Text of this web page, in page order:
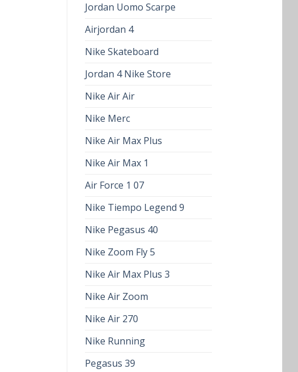
Jordan Uomo Scarpe
Airjordan 4
Nike Skateboard
Jordan 4 Nike Store
Nike Air Air
Nike Merc
Nike Air Max Plus
Nike Air Max 1
Air Force 1 07
Nike Tiempo Legend 9
Nike Pegasus 40
Nike Zoom Fly 5
Nike Air Max Plus 3
Nike Air Zoom
Nike Air 270
Nike Running
Pegasus 39